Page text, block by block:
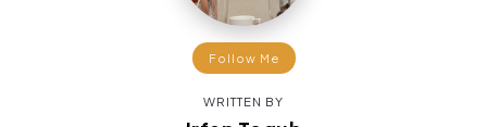
Follow Me
WRITTEN BY